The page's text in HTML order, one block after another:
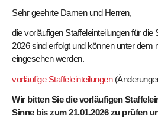
Sehr geehrte Damen und Herren,
die vorläufigen Staffeleinteilungen für
2026 sind erfolgt und können unter dem
eingesehen werden.
vorläufige Staffeleinteilungen
Wir bitten Sie die vorläufigen
Sinne bis zum 21.01.2026 zu prüfen